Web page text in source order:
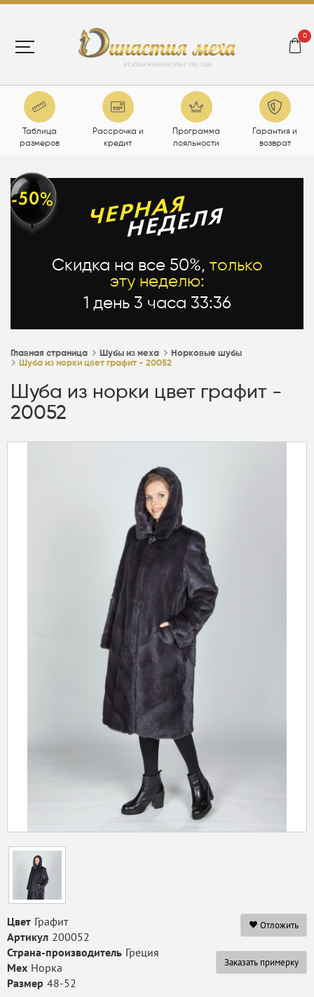
0
Таблица
размеров
Рассрочка и
кредит
Программа
лояльности
Гарантия и
возврат
Скидка на все 50%, только
эту неделю:
1 день 3 часа 33:36
Главная страница Шубы из меха
Норковые шубы
Шуба из норки цвет графит - 20052
Шуба из норки цвет графит -
20052
Отложить
Заказать примерку
Цвет Графит
Артикул 200052
Страна-производитель Греция
Мех Норка
Размер 48-52